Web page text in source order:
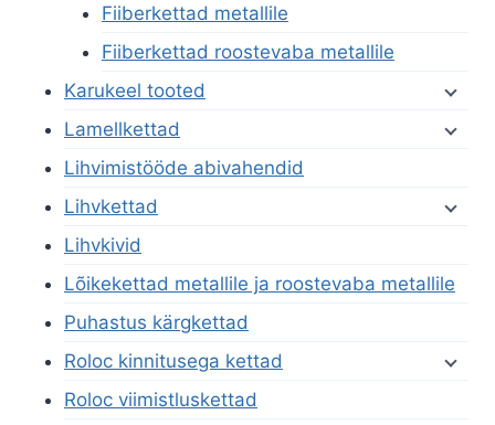
Fiiberkettad metallile
Fiiberkettad roostevaba metallile
Karukeel tooted
Lamellkettad
Lihvimistööde abivahendid
Lihvkettad
Lihvkivid
Lõikekettad metallile ja roostevaba metallile
Puhastus kärgkettad
Roloc kinnitusega kettad
Roloc viimistluskettad